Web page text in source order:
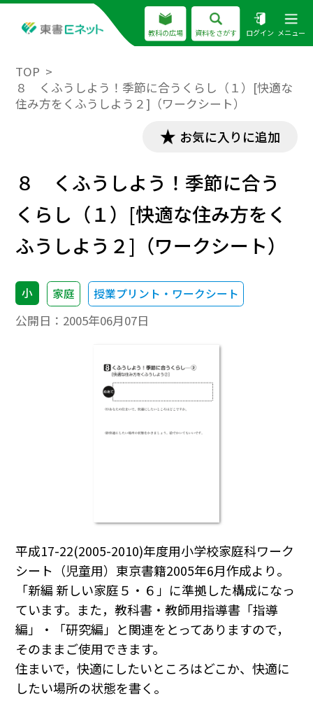
教科の広場 資料をさがす ログイン メニュー
TOP
８ くふうしよう！季節に合うくらし（１）[快適な
住み方をくふうしよう２]（ワークシート）
お気に入りに追加
８ くふうしよう！季節に合う
くらし（１）[快適な住み方をく
ふうしよう２]（ワークシート）
小 家庭 授業プリント・ワークシート
公開日： 2005年06月07日
平成17-22(2005-2010)年度用小学校家庭科ワーク
シート（児童用）東京書籍2005年6月作成より。
「新編 新しい家庭５・６」に準拠した構成になっ
ています。また，教科書・教師用指導書「指導
編」・「研究編」と関連をとってありますので，
そのままご使用できます。
住まいで，快適にしたいところはどこか、快適に
したい場所の状態を書く。